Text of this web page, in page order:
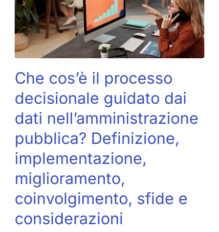
Che cos’è il processo
decisionale guidato dai
dati nell’amministrazione
pubblica? Definizione,
implementazione,
miglioramento,
coinvolgimento, sfide e
considerazioni